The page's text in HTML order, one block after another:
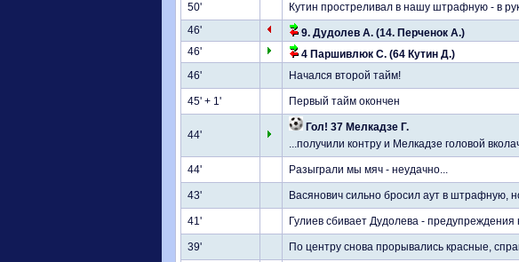
50'
Кутин простреливал в нашу штрафную - в
46'
9. Дудолев А. (14. Перченок А.)
46'
4 Паршивлюк С. (64 Кутин Д.)
46'
Начался второй тайм!
45' + 1' Первый тайм окончен
44'
Гол! 37 Мелкадзе Г.
...получили контру и Мелкадзе головой
44' Разыграли мы мяч - неудачно...
43' Васянович сильно бросил аут в штрафную,
41' Гулиев сбивает Дудолева -
39' По центру снова прорывались красные,